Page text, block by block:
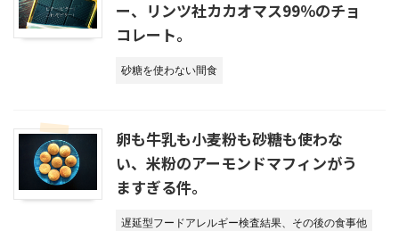
ー、リンツ社カカオマス99％のチョ
コレート。
砂糖を使わない間食
卵も牛乳も小麦粉も砂糖も使わな
い、米粉のアーモンドマフィンがう
ますぎる件。
遅延型フードアレルギー検査結果、その後の食事他